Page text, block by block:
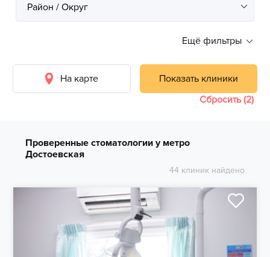
Ещё фильтры
На карте
Показать клиники
Сбросить (2)
Проверенные стоматологии у метро
Достоевская
44 клиник найдено